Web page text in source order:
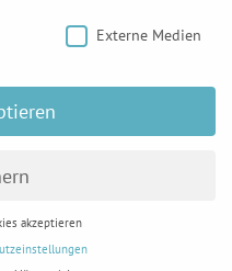
Externe Medien
akzeptieren